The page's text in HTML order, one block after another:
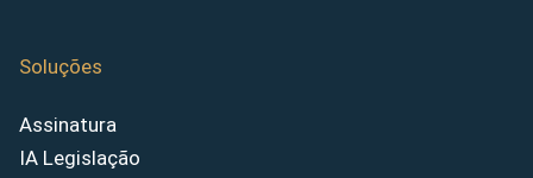
Soluções
Assinatura
IA Legislação